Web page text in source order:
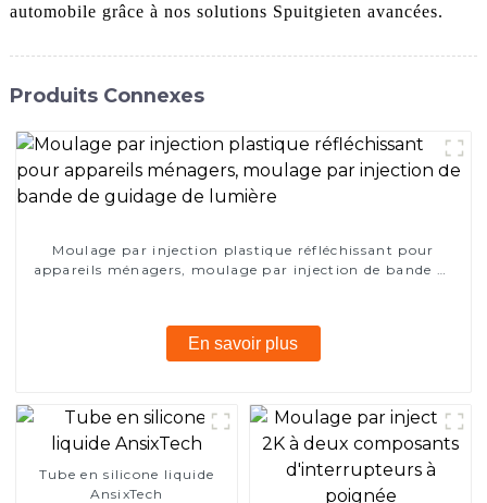
automobile grâce à nos solutions Spuitgieten avancées.
Produits Connexes
Moulage par injection plastique réfléchissant pour
appareils ménagers, moulage par injection de bande de
En savoir plus
Tube en silicone liquide
AnsixTech